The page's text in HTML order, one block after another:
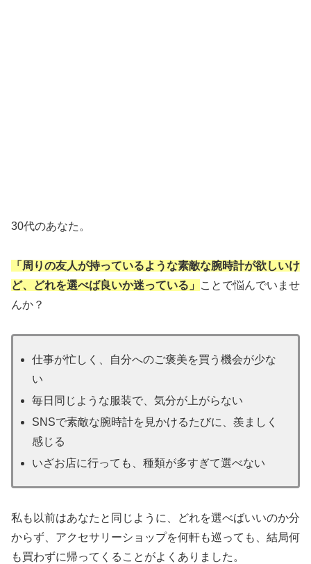
30代のあなた。
「周りの友人が持っているような素敵な腕時計が欲しいけ
ど、どれを選べば良いか迷っている」
ことで悩んでいませ
んか？
仕事が忙しく、自分へのご褒美を買う機会が少な
い
毎日同じような服装で、気分が上がらない
SNSで素敵な腕時計を見かけるたびに、羨ましく
感じる
いざお店に行っても、種類が多すぎて選べない
私も以前はあなたと同じように、どれを選べばいいのか分
からず、アクセサリーショップを何軒も巡っても、結局何
も買わずに帰ってくることがよくありました。